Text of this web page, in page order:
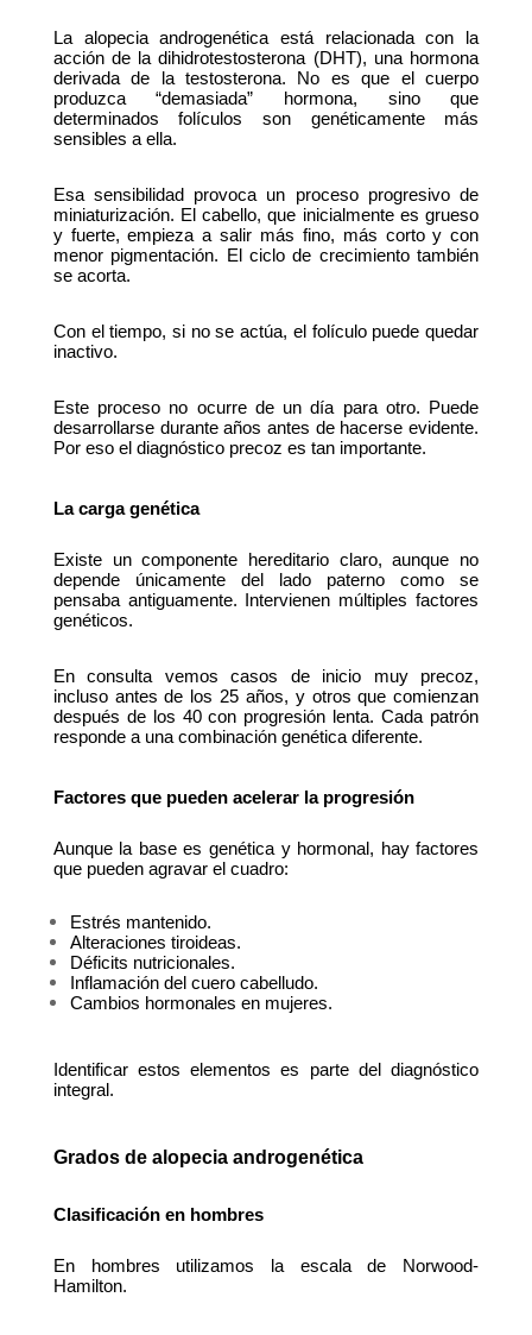
La alopecia androgenética está relacionada con la
acción de la dihidrotestosterona (DHT), una hormona
derivada de la testosterona. No es que el cuerpo
produzca “demasiada” hormona, sino que
determinados folículos son genéticamente más
sensibles a ella.
Esa sensibilidad provoca un proceso progresivo de
miniaturización. El cabello, que inicialmente es grueso
y fuerte, empieza a salir más fino, más corto y con
menor pigmentación. El ciclo de crecimiento también
se acorta.
Con el tiempo, si no se actúa, el folículo puede quedar
inactivo.
Este proceso no ocurre de un día para otro. Puede
desarrollarse durante años antes de hacerse evidente.
Por eso el diagnóstico precoz es tan importante.
La carga genética
Existe un componente hereditario claro, aunque no
depende únicamente del lado paterno como se
pensaba antiguamente. Intervienen múltiples factores
genéticos.
En consulta vemos casos de inicio muy precoz,
incluso antes de los 25 años, y otros que comienzan
después de los 40 con progresión lenta. Cada patrón
responde a una combinación genética diferente.
Factores que pueden acelerar la progresión
Aunque la base es genética y hormonal, hay factores
que pueden agravar el cuadro:
Estrés mantenido.
Alteraciones tiroideas.
Déficits nutricionales.
Inflamación del cuero cabelludo.
Cambios hormonales en mujeres.
Identificar estos elementos es parte del diagnóstico
integral.
Grados de alopecia androgenética
Clasificación en hombres
En hombres utilizamos la escala de Norwood-
Hamilton.